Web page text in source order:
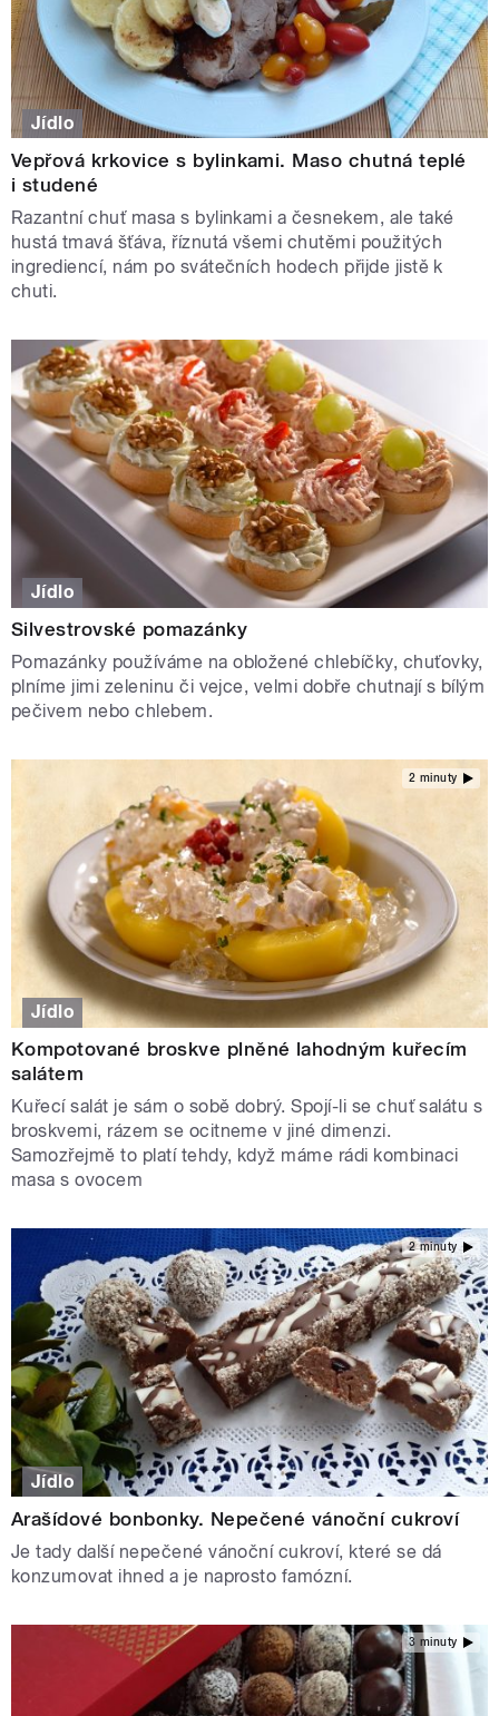
Jídlo
Vepřová krkovice s bylinkami. Maso chutná teplé
i studené
Razantní chuť masa s bylinkami a česnekem, ale také
hustá tmavá šťáva, říznutá všemi chutěmi použitých
ingrediencí, nám po svátečních hodech přijde jistě k
chuti.
Jídlo
Silvestrovské pomazánky
Pomazánky používáme na obložené chlebíčky, chuťovky,
plníme jimi zeleninu či vejce, velmi dobře chutnají s bílým
pečivem nebo chlebem.
2 minuty
Jídlo
Kompotované broskve plněné lahodným kuřecím
salátem
Kuřecí salát je sám o sobě dobrý. Spojí-li se chuť salátu s
broskvemi, rázem se ocitneme v jiné dimenzi.
Samozřejmě to platí tehdy, když máme rádi kombinaci
masa s ovocem
2 minuty
Jídlo
Arašídové bonbonky. Nepečené vánoční cukroví
Je tady další nepečené vánoční cukroví, které se dá
konzumovat ihned a je naprosto famózní.
3 minuty